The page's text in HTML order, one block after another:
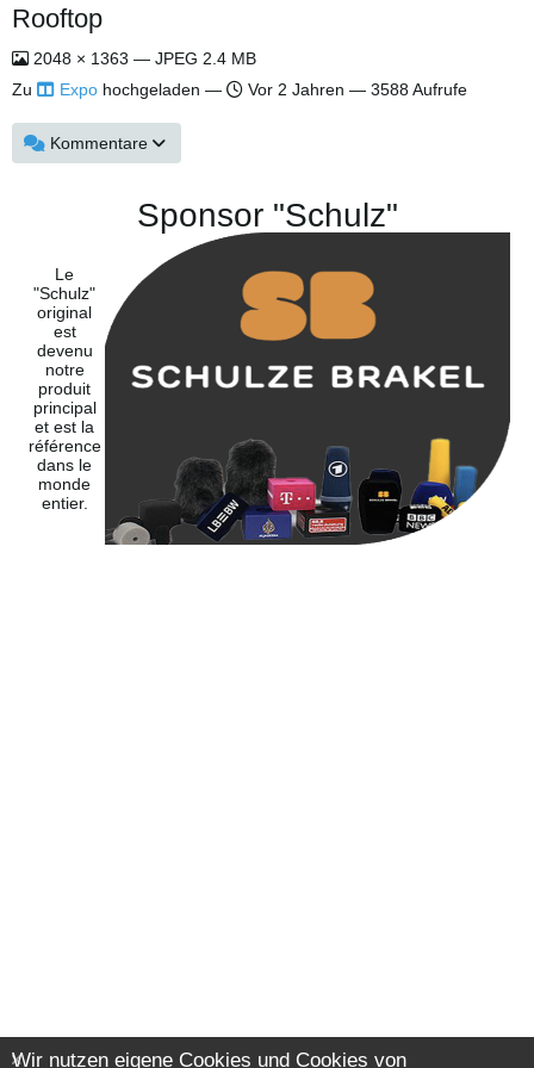
Rooftop
2048 × 1363 — JPEG 2.4 MB
Zu
Expo hochgeladen — Vor 2 Jahren — 3588 Aufrufe
Kommentare
Sponsor "Schulz"
Le
"Schulz"
original
est
devenu
notre
produit
principal
et est la
référence
dans le
monde
entier.
Wir nutzen eigene Cookies und Cookies von